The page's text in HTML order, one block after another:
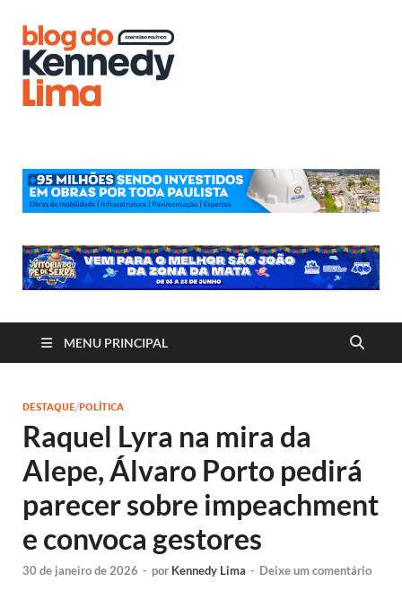
MENU PRINCIPAL
DESTAQUE/POLÍTICA
Raquel Lyra na mira da
Alepe, Álvaro Porto pedirá
parecer sobre impeachment
e convoca gestores
30 de janeiro de 2026 - por Kennedy Lima - Deixe um comentário